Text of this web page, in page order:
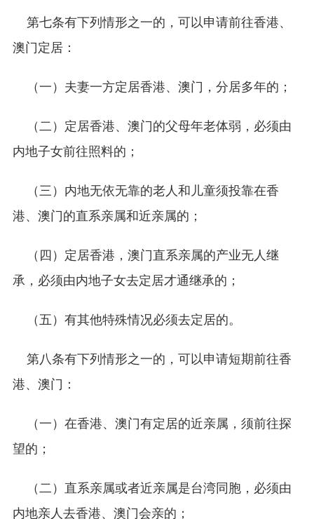
第七条有下列情形之一的，可以申请前往香港、
澳门定居：
（一）夫妻一方定居香港、澳门，分居多年的；
（二）定居香港、澳门的父母年老体弱，必须由
内地子女前往照料的；
（三）内地无依无靠的老人和儿童须投靠在香
港、澳门的直系亲属和近亲属的；
（四）定居香港，澳门直系亲属的产业无人继
承，必须由内地子女去定居才通继承的；
（五）有其他特殊情况必须去定居的。
第八条有下列情形之一的，可以申请短期前往香
港、澳门：
（一）在香港、澳门有定居的近亲属，须前往探
望的；
（二）直系亲属或者近亲属是台湾同胞，必须由
内地亲人去香港、澳门会亲的；